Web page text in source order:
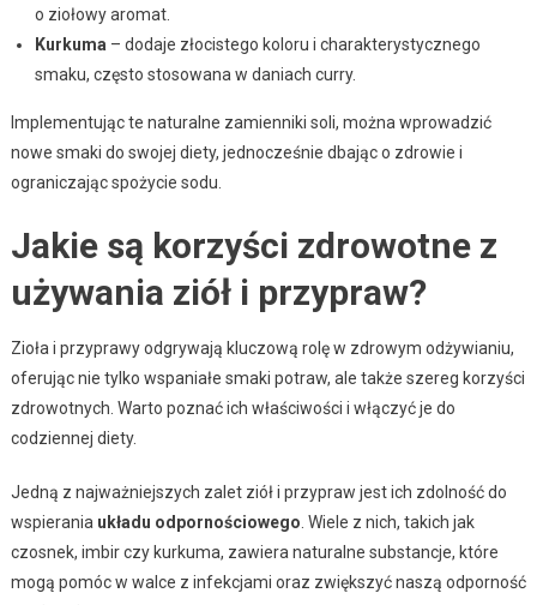
o ziołowy aromat.
Kurkuma – dodaje złocistego koloru i charakterystycznego
smaku, często stosowana w daniach curry.
Implementując te naturalne zamienniki soli, można wprowadzić
nowe smaki do swojej diety, jednocześnie dbając o zdrowie i
ograniczając spożycie sodu.
Jakie są korzyści zdrowotne z
używania ziół i przypraw?
Zioła i przyprawy odgrywają kluczową rolę w zdrowym odżywianiu,
oferując nie tylko wspaniałe smaki potraw, ale także szereg korzyści
zdrowotnych. Warto poznać ich właściwości i włączyć je do
codziennej diety.
Jedną z najważniejszych zalet ziół i przypraw jest ich zdolność do
wspierania układu odpornościowego . Wiele z nich, takich jak
czosnek, imbir czy kurkuma, zawiera naturalne substancje, które
mogą pomóc w walce z infekcjami oraz zwiększyć naszą odporność